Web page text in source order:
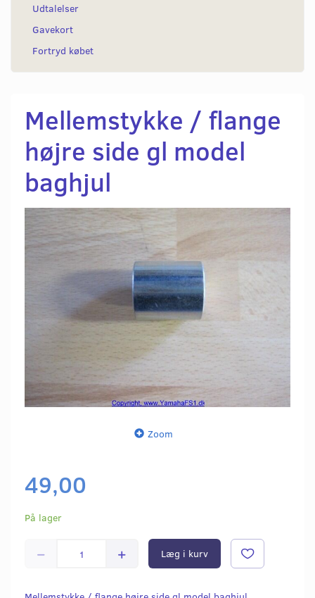
Udtalelser
Gavekort
Fortryd købet
Mellemstykke / flange
højre side gl model
baghjul
Zoom
49,00
På lager
Læg i kurv